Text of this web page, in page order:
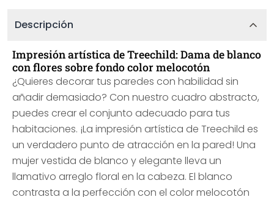
Descripción
Impresión artística de Treechild: Dama de blanco
con flores sobre fondo color melocotón
¿Quieres decorar tus paredes con habilidad sin
añadir demasiado? Con nuestro cuadro abstracto,
puedes crear el conjunto adecuado para tus
habitaciones. ¡La impresión artística de Treechild es
un verdadero punto de atracción en la pared! Una
mujer vestida de blanco y elegante lleva un
llamativo arreglo floral en la cabeza. El blanco
contrasta a la perfección con el color melocotón